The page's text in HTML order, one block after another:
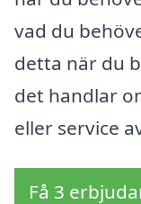
vad du
detta när du
det handlar
eller service
Få 3